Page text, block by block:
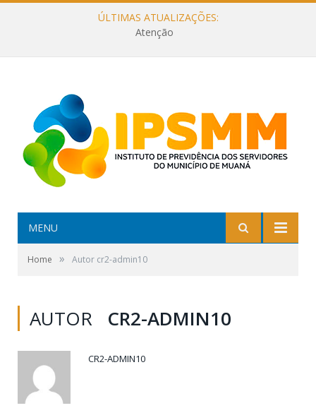
ÚLTIMAS ATUALIZAÇÕES:
Atenção
MENU
Home » Autor cr2-admin10
AUTOR CR2-ADMIN10
CR2-ADMIN10